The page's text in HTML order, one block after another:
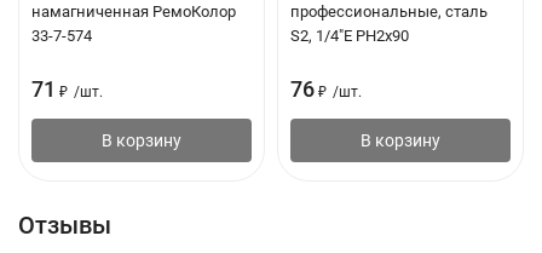
намагниченная РемоКолор
33-7-574
71 ₽ /шт.
В корзину
профессиональные, сталь
S2, 1/4"E PH2х90
76 ₽ /шт.
В корзину
Отзывы